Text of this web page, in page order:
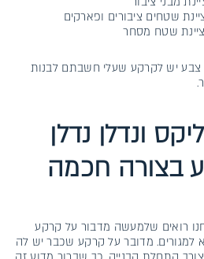
שטחים ציבורים ופארקים
שטח מסחר
צבע יש לקרקע שעלי חשבתם לבנות
ונדלן נדלן
בצורה חכמה
רואים שלמעשה מדבור על קרקע
למגורים. מדובר על קרקע שכבר יש לה